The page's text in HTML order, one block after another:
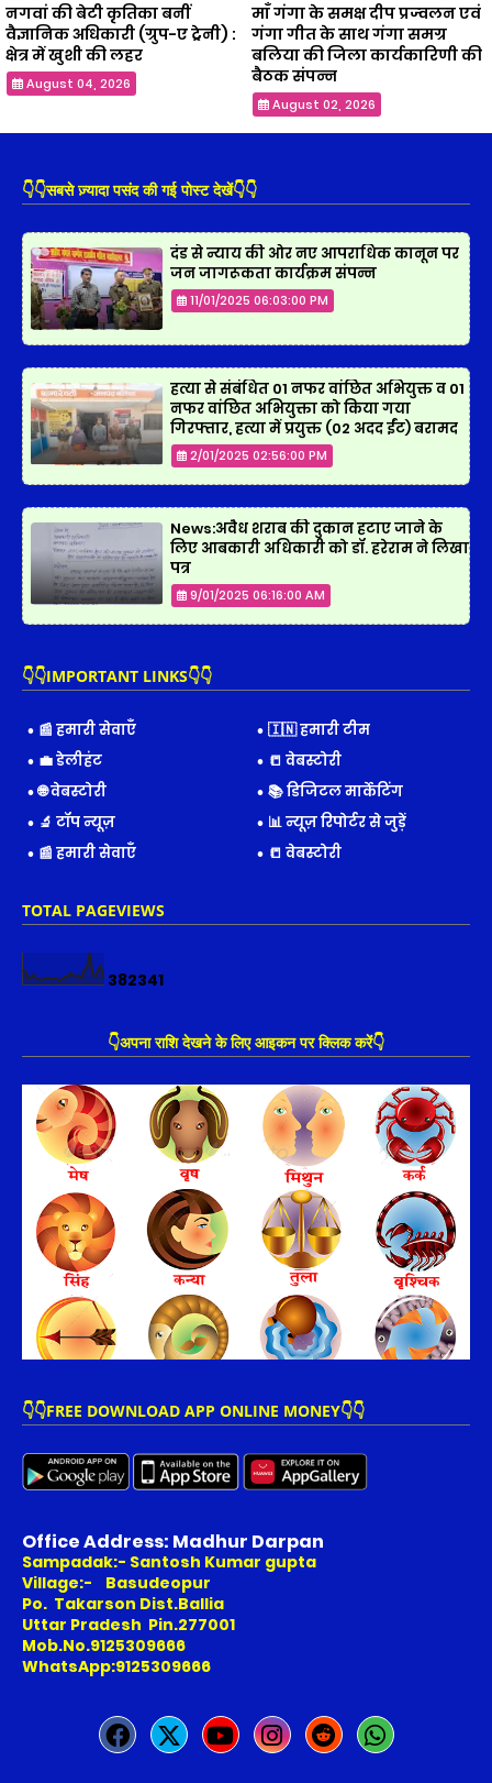
नगवां की बेटी कृतिका बनीं
वैज्ञानिक अधिकारी (ग्रुप-ए ट्रेनी) :
क्षेत्र में खुशी की लहर
August 04, 2026
माँ गंगा के समक्ष दीप प्रज्वलन एवं
गंगा गीत के साथ गंगा समग्र
बलिया की जिला कार्यकारिणी की
बैठक संपन्न
August 02, 2026
👇👇सबसे ज़्यादा पसंद की गई पोस्ट देखें👇👇
दंड से न्याय की ओर नए आपराधिक कानून पर
जन जागरूकता कार्यक्रम संपन्न
11/01/2025 06:03:00 PM
हत्या से संबंधित 01 नफर वांछित अभियुक्त व 01
नफर वांछित अभियुक्ता को किया गया
गिरफ्तार, हत्या में प्रयुक्त (02 अदद ईंट) बरामद
2/01/2025 02:56:00 PM
News:अवैध शराब की दुकान हटाए जाने के
लिए आबकारी अधिकारी को डॉ. हरेराम ने लिखा
पत्र
9/01/2025 06:16:00 AM
👇👇IMPORTANT LINKS👇👇
📰 हमारी सेवाएँ
🇮🇳 हमारी टीम
💼 डेलीहंट
📒 वेबस्टोरी
🌐 वेबस्टोरी
📚 डिजिटल मार्केटिंग
🔬 टॉप न्यूज़
📊 न्यूज़ रिपोर्टर से जुड़ें
📰 हमारी सेवाएँ
📒 वेबस्टोरी
TOTAL PAGEVIEWS
382341
👇अपना राशि देखने के लिए आइकन पर क्लिक करें👇
👇👇FREE DOWNLOAD APP ONLINE MONEY👇👇
Office Address: Madhur Darpan
Sampadak:- Santosh Kumar gupta
Village:- Basudeopur
Po. Takarson Dist.Ballia
Uttar Pradesh Pin.277001
Mob.No.9125309666
WhatsApp:9125309666